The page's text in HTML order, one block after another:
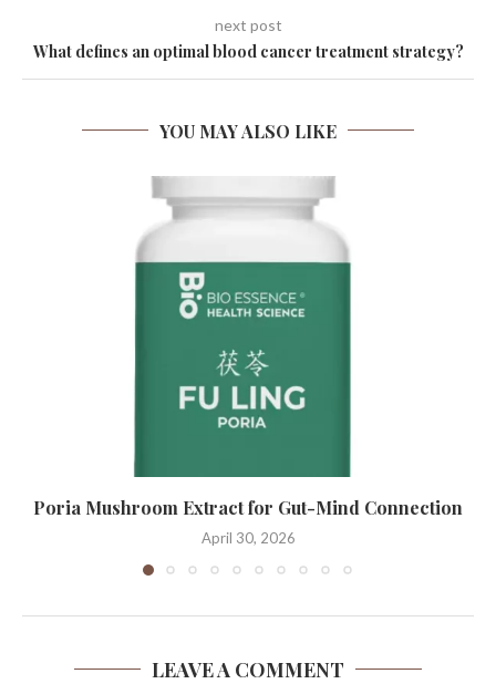
next post
What defines an optimal blood cancer treatment strategy?
YOU MAY ALSO LIKE
Poria Mushroom Extract for Gut-Mind Connection
April 30, 2026
LEAVE A COMMENT